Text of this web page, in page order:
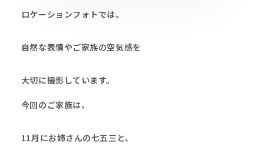
ロケーションフォトでは、
自然な表情やご家族の空気感を
大切に撮影しています。
今回のご家族は、
11月にお姉さんの七五三と、